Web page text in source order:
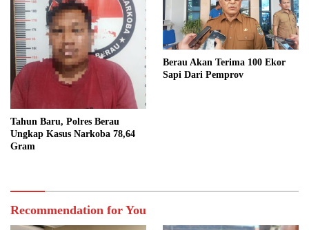
Tahun Baru, Polres Berau
Ungkap Kasus Narkoba 78,64
Gram
Berau Akan Terima 100 Ekor
Sapi Dari Pemprov
Recommendation for You